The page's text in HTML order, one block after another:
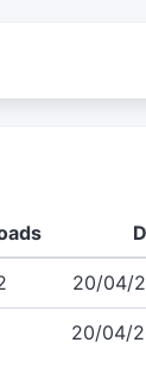
20/04/
20/04/